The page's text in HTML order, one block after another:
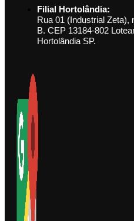
Filial Hortolândia:
Rua 01 (Industrial Zeta),
B. CEP 13184-802
Hortolândia SP.